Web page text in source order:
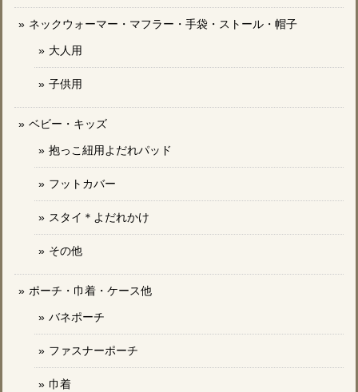
ネックウォーマー・マフラー・手袋・ストール・帽子
大人用
子供用
ベビー・キッズ
抱っこ紐用よだれパッド
フットカバー
スタイ＊よだれかけ
その他
ポーチ・巾着・ケース他
バネポーチ
ファスナーポーチ
巾着